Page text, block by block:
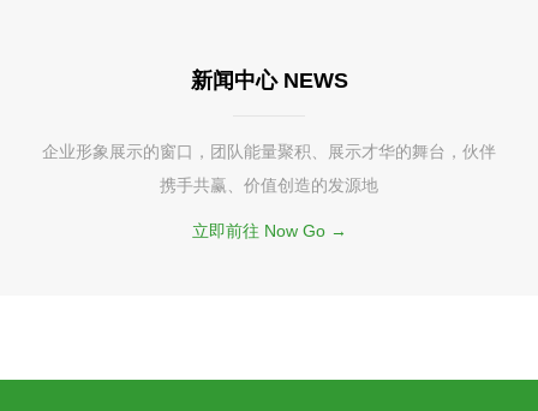
新闻中心 NEWS
企业形象展示的窗口，团队能量聚积、展示才华的舞台，伙伴
携手共赢、价值创造的发源地
立即前往 Now Go →